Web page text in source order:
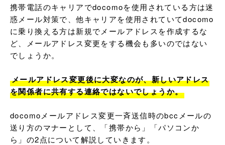
携帯電話のキャリアでdocomoを使用されている方は迷
惑メール対策で、他キャリアを使用されていてdocomo
に乗り換える方は新規でメールアドレスを作成するな
ど、メールアドレス変更をする機会も多いのではない
でしょうか。
メールアドレス変更後に大変なのが、新しいアドレス
を関係者に共有する連絡ではないでしょうか。
docomoメールアドレス変更一斉送信時のbccメールの
送り方のマナーとして、「携帯から」「パソコンか
ら」の2点について解説していきます。